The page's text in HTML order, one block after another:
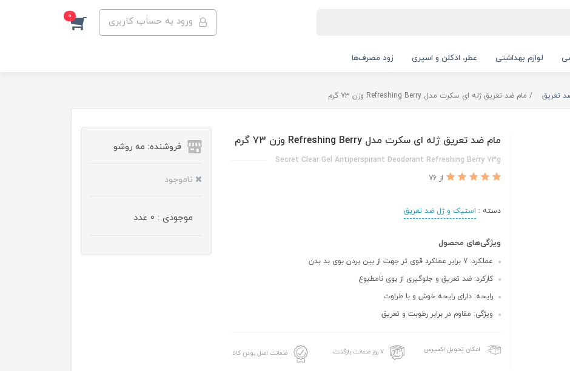
ورود به حساب کاربری 0
لوازم بهداشتی عطر، ادکلن و اسپری زود مصرف‌ها
تعریق مام ضد تعریق ژله‌ ای سکرت مدل Refreshing Berry وزن 73 گرم
مام ضد تعریق ژله‌ ای سکرت مدل Refreshing Berry وزن 73 گرم
Secret Clear Gel Antiperspirant Deodorant Refreshing Berry 73g
از 76
دسته : استیک و ژل ضد تعریق
ویژگی‌های محصول
عملکرد: 7 برابر عملکرد قوی تر جهت از بین بردن بوی بد بدن
کارکرد: ضد تعریق و جلوگیری از بوی نامطبوع
رایحه: دارای رایحه خوش و با طراوت
ویژگی: مقاوم در برابر رطوبت و تعریق
امکان تحویل اکسپرس ۷ روز ضمانت بازگشت ضمانت اصل بودن کالا
فروشنده: مه رو‌شو
ناموجود
موجودی : 0 عدد